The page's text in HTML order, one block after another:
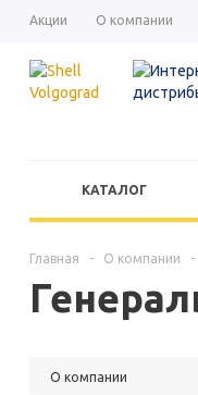
Акции О компании
КАТАЛОГ
Главная - О компании -
О компании